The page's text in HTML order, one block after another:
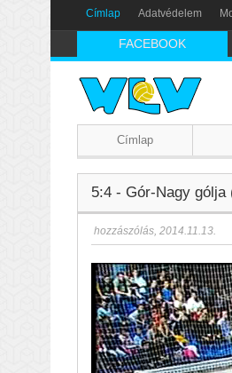
Címlap Adatvédelem
FACEBOOK
Címlap
5:4 - Gór-Nagy gólja
hozzászólás, 2014.11.13.